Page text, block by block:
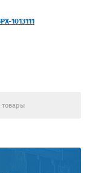
1013111
товары